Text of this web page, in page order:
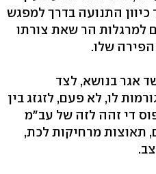
כיוון התנועה בדרך למפגש
למרגלות הר שאת צורתו
הפירה שלו.
אגר בנושא, לצד
לו, לא פעם, לזגזג בין
די זהה לזה של עב"מ
תאוצות מרחיקות לכת,